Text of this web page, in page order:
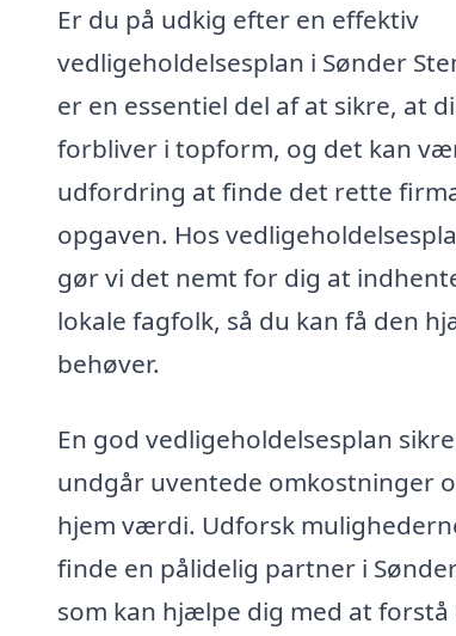
Er du på udkig efter en effektiv
vedligeholdelsesplan i Sønder
er en essentiel del af at sikre, at
forbliver i topform, og det kan
udfordring at finde det rette
opgaven. Hos
gør vi det nemt for dig at
lokale fagfolk, så du kan få den
behøver.
En god vedligeholdelsesplan
undgår uventede omkostninger
hjem værdi. Udforsk
finde en pålidelig partner i
som kan hjælpe dig med at forstå